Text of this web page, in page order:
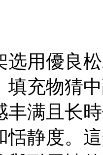
选用優良
填充物猜
丰满且长
恬静度。